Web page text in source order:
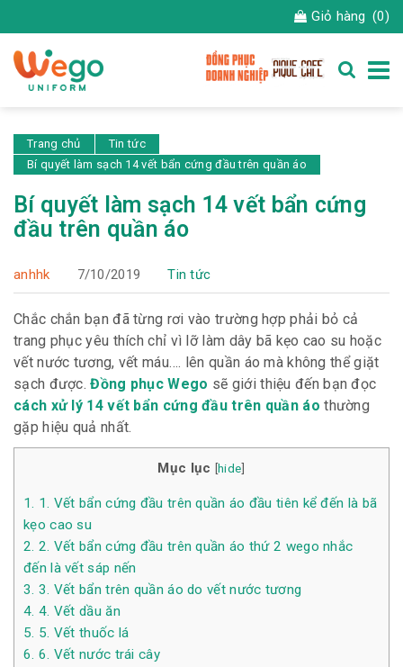
Giỏ hàng (0)
Trang chủ
Tin tức
Bí quyết làm sạch 14 vết bẩn cứng đầu trên quần áo
Bí quyết làm sạch 14 vết bẩn cứng
đầu trên quần áo
anhhk 7/10/2019 Tin tức
Chắc chắn bạn đã từng rơi vào trường hợp phải bỏ cả
trang phục yêu thích chỉ vì lỡ làm dây bã kẹo cao su hoặc
vết nước tương, vết máu…. lên quần áo mà không thể giặt
sạch được.Đồng phục Wego sẽ giới thiệu đến bạn đọc
cách xử lý 14 vết bẩn cứng đầu trên quần áo thường
gặp hiệu quả nhất.
Mục lục [hide]
1. 1. Vết bẩn cứng đầu trên quần áo đầu tiên kể đến là bã
kẹo cao su
2. 2. Vết bẩn cứng đầu trên quần áo thứ 2 wego nhắc
đến là vết sáp nến
3. 3. Vết bẩn trên quần áo do vết nước tương
4. 4. Vết dầu ăn
5. 5. Vết thuốc lá
6. 6. Vết nước trái cây